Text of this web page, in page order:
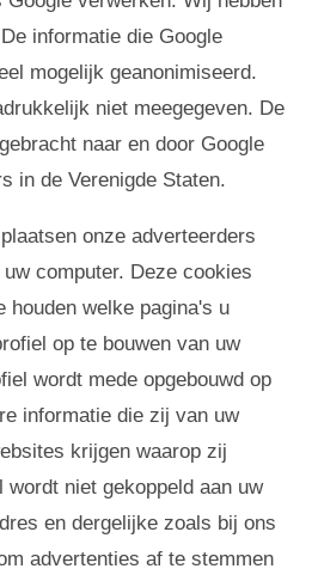
informatie die Google
mogelijk geanonimiseerd.
niet meegegeven. De
naar en door Google
in de Verenigde Staten.
onze adverteerders
computer. Deze cookies
houden welke pagina's u
op te bouwen van uw
wordt mede opgebouwd op
informatie die zij van uw
krijgen waarop zij
niet gekoppeld aan uw
en dergelijke zoals bij ons
advertenties af te stemmen